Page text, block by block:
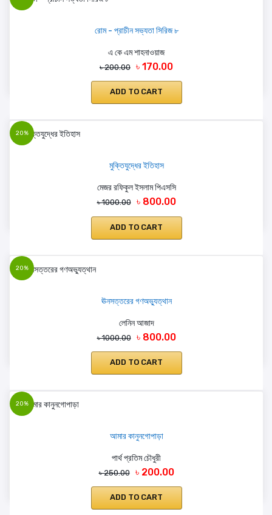
রোম - প্রাচীন সভ্যতা সিরিজ ৮
এ কে এম শাহনাওয়াজ
৳ 200.00 ৳ 170.00
ADD TO CART
20%
মুক্তিযুদ্ধের ইতিহাস
মেজর রফিকুল ইসলাম পিএসসি
৳ 1000.00 ৳ 800.00
ADD TO CART
20%
ঊনসত্তরের গণঅভ্যুত্থান
লেনিন আজাদ
৳ 1000.00 ৳ 800.00
ADD TO CART
20%
আমার কানুনগোপাড়া
পার্থ প্রতিম চৌধুরী
৳ 250.00 ৳ 200.00
ADD TO CART